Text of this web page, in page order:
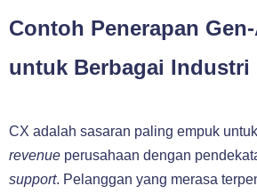
Contoh Penerapan
untuk Berbagai Industri
CX adalah sasaran paling empuk
revenue perusahaan dengan
support. Pelanggan yang merasa